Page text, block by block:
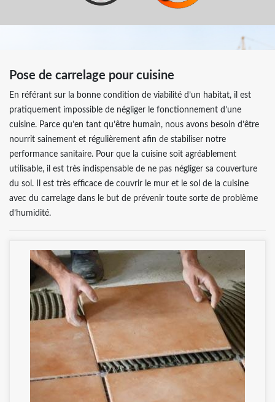
Pose de carrelage pour cuisine
En référant sur la bonne condition de viabilité d’un habitat, il est
pratiquement impossible de négliger le fonctionnement d’une
cuisine. Parce qu’en tant qu’être humain, nous avons besoin d’être
nourrit sainement et régulièrement afin de stabiliser notre
performance sanitaire. Pour que la cuisine soit agréablement
utilisable, il est très indispensable de ne pas négliger sa couverture
du sol. Il est très efficace de couvrir le mur et le sol de la cuisine
avec du carrelage dans le but de prévenir toute sorte de problème
d’humidité.